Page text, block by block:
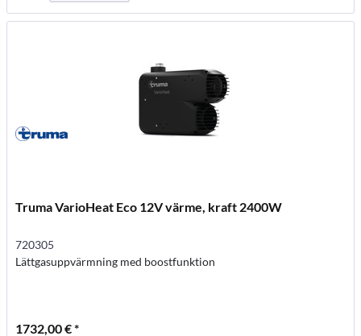
Truma VarioHeat Eco 12V värme, kraft 2400W
720305
Lättgasuppvärmning med boostfunktion
1732,00 € *